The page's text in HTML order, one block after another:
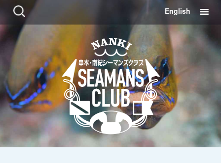
検
索:
コ
ン
ツ
に
English